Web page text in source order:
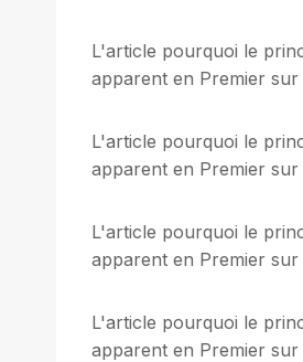
L'article pourquoi le
apparent en Premier sur
L'article pourquoi le
apparent en Premier sur
L'article pourquoi le
apparent en Premier sur
L'article pourquoi le
apparent en Premier sur